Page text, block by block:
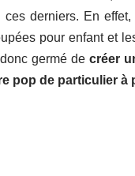
ces derniers. En
pour enfant et
germé de créer
pop de particulier à